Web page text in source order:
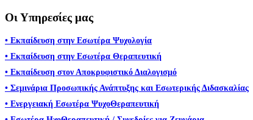
Οι Υπηρεσίες μας
• Εκπαίδευση στην Εσωτέρα Ψυχολογία
• Εκπαίδευση στην Εσωτέρα Θεραπευτική
• Εκπαίδευση στον Αποκρυφιστικό Διαλογισμό
• Σεμινάρια Προσωπικής Ανάπτυξης και Εσωτερικής Διδασκαλίας
• Ενεργειακή Εσωτέρα ΨυχοΘεραπευτική